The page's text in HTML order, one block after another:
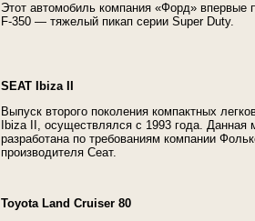
Этот автомобиль компания «Форд» впервые
F-350 — тяжелый пикап серии Super Duty.
SEAT Ibiza II
Выпуск второго поколения компактных
Ibiza II, осуществлялся с 1993 года.
разработана по требованиям компании
производителя Сеат.
Toyota Land Cruiser 80